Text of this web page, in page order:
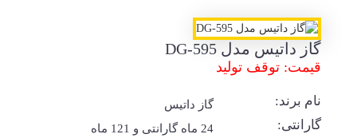
گاز داتیس مدل DG-595
قیمت: توقف تولید
نام برند: گاز داتیس
گارانتی:
24 ماه گارانتی و 121 ماه